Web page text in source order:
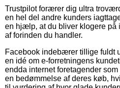
Trustpilot forærer dig ultra
en hel del andre kunders
en hjælp, at du bliver klogere på
af forinden du handler.
Facebook indebærer tillige fuldt
en idé om e-forretningens
endda internet foretagender
en bedømmelse af deres køb,